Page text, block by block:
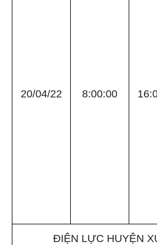
20/04/22 8:00:00
ĐIỆN LỰC HUYỆN